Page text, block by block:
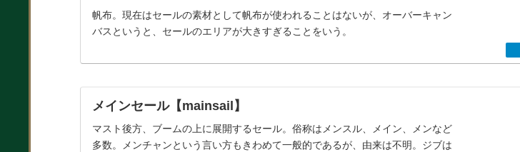
帆布。現在はセールの素材として帆布が使われることはないが、オーバーキャン
バスというと、セールのエリアが大きすぎることをいう。
メインセール【mainsail】
マスト後方、ブームの上に展開するセール。俗称はメンスル、メイン、メンなど
多数。メンチャンという言い方もきわめて一般的であるが、由来は不明。ジブは